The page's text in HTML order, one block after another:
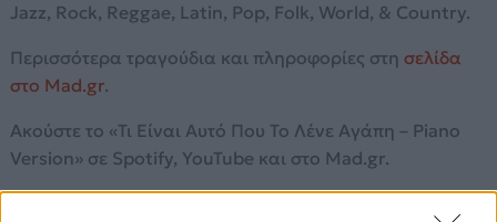
Jazz, Rock, Reggae, Latin, Pop, Folk, World, & Country.
Περισσότερα τραγούδια και πληροφορίες στη σελίδα
στο Mad.gr.
Ακούστε το «Τι Είναι Αυτό Που Το Λένε Αγάπη – Piano
Version» σε Spotify, YouTube και στο Mad.gr.